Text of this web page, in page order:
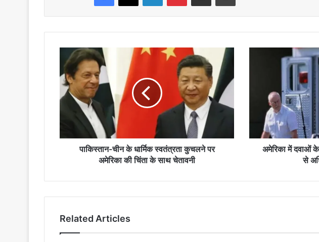
पाकिस्तान-
चीन
के
धार्मिक
स्वतंत्रता
कुचलने
की
चेतावनी
पाकिस्तान-चीन के धार्मिक स्वतंत्रता कुचलने पर
अमेरिका की चिंता के साथ चेतावनी
ओवरडोज
में
अधिक
अमेरिका में दवाओं
से
Related Articles